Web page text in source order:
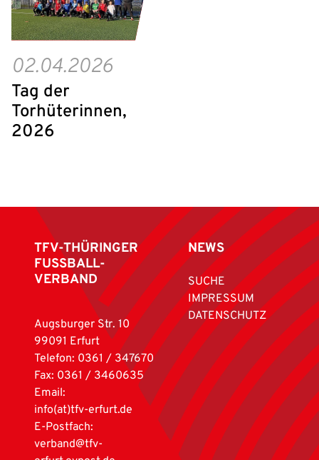
02.04.2026
Tag der
Torhüterinnen,
2026
TFV-THÜRINGER
FUSSBALL-
VERBAND
Augsburger Str. 10
99091 Erfurt
Telefon: 0361 / 347670
Fax: 0361 / 3460635
Email:
info(at)tfv-erfurt.de
E-Postfach:
verband@tfv-
NEWS
SUCHE
IMPRESSUM
DATENSCHUTZ